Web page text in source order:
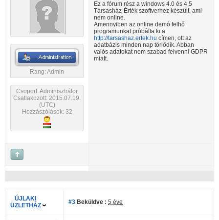
Rang: Admin
Csoport: Adminisztrátor
Csatlakozott: 2015.07.19.
(UTC)
Hozzászólások: 32
Ez a fórum rész a windows 4.0 és 4.5
Társasház-Érték szoftverhez készült, ami
nem online.
Amennyiben az online demó felhő
programunkat próbálta ki a
http://tarsashaz.ertek.hu címen, ott az
adatbázis minden nap törlődik. Abban
valós adatokat nem szabad felvenni GDPR
miatt.
ÚJLAKI
ÜZLETHÁZ
#3 Beküldve : 5 éve